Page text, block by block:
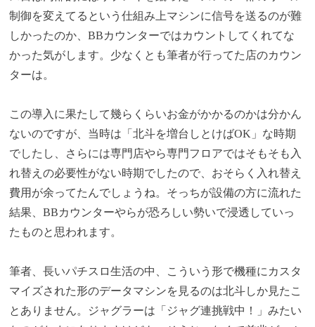
制御を変えてるという仕組み上マシンに信号を送るのが難
しかったのか、BBカウンターではカウントしてくれてな
かった気がします。少なくとも筆者が行ってた店のカウン
ターは。
この導入に果たして幾らくらいお金がかかるのかは分かん
ないのですが、当時は「北斗を増台しとけばOK」な時期
でしたし、さらには専門店やら専門フロアではそもそも入
れ替えの必要性がない時期でしたので、おそらく入れ替え
費用が余ってたんでしょうね。そっちが設備の方に流れた
結果、BBカウンターやらが恐ろしい勢いで浸透していっ
たものと思われます。
筆者、長いパチスロ生活の中、こういう形で機種にカスタ
マイズされた形のデータマシンを見るのは北斗しか見たこ
とありません。ジャグラーは「ジャグ連挑戦中！」みたい